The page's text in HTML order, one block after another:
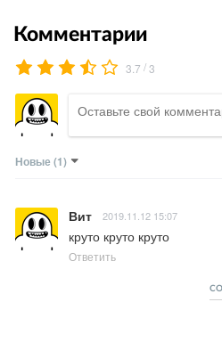
Комментарии
3.7 /3
Новые (1)
Вит 2019.11.12 15:07
круто круто круто
Ответить